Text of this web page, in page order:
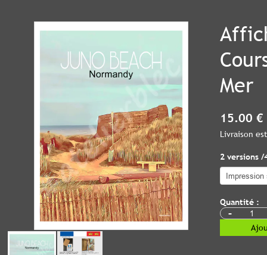
Mer
15.00 €
Livraison
2 versions
Quantité :
-